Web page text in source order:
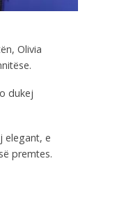
Olivia
dukej
elegant, e
premtes.